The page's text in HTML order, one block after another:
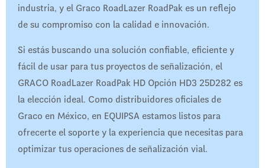
industria, y el Graco RoadLazer RoadPak es un reflejo
de su compromiso con la calidad e innovación.
Si estás buscando una solución confiable, eficiente y
fácil de usar para tus proyectos de señalización, el
GRACO RoadLazer RoadPak HD Opción HD3 25D282 es
la elección ideal. Como distribuidores oficiales de
Graco en México, en EQUIPSA estamos listos para
ofrecerte el soporte y la experiencia que necesitas para
optimizar tus operaciones de señalización vial.